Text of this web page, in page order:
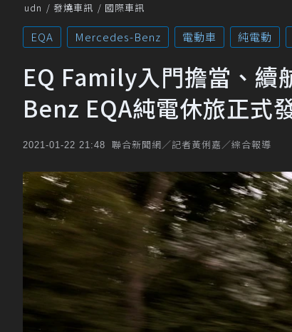
udn 發燒車訊 國際車訊
EQA Mercedes-Benz 電動車 純電動
EQ Family入門擔當、
Benz EQA純電休旅正式
2021-01-22 21:48 聯合新聞網／記者黃俐嘉／綜合報導